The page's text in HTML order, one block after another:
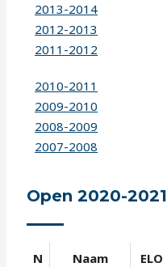
2013-2014
2012-2013
2011-2012
2010-2011
2009-2010
2008-2009
2007-2008
Open 2020-2021
N Naam ELO